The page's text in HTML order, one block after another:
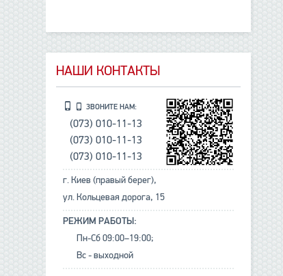
НАШИ КОНТАКТЫ
ЗВОНИТЕ НАМ:
(073) 010-11-13
(073) 010-11-13
(073) 010-11-13
г. Киев (правый берег),
ул. Кольцевая дорога, 15
РЕЖИМ РАБОТЫ:
Пн-Сб 09:00–19:00;
Вс - выходной